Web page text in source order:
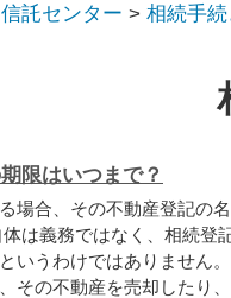
託センター > 相続手
限はいつまで？
場合、その不動産登記の
は義務ではなく、相続登
いうわけではありません。
その不動産を売却したり